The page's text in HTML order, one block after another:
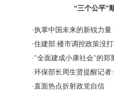
“三个公平”
·执掌中国未来的新锐力量
·住建部:楼市调控政策没
· "全面建成小康社会"的郑
·环保部长周生贤提醒记者
·直面热点折射政党自信